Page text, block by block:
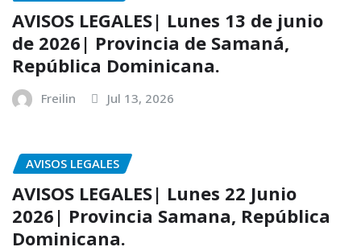
AVISOS LEGALES| Lunes 13 de junio
de 2026| Provincia de Samaná,
República Dominicana.
Freilin Jul 13, 2026
AVISOS LEGALES
AVISOS LEGALES| Lunes 22 Junio
2026| Provincia Samana, República
Dominicana.